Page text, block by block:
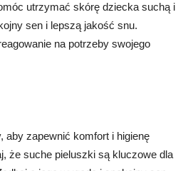
utrzymać skórę dziecka suchą i
sen i lepszą jakość snu.
na potrzeby swojego
aby zapewnić komfort i higienę
że suche pieluszki są kluczowe dla